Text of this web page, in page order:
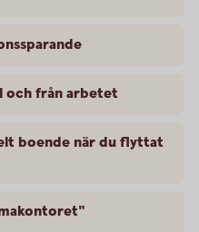
och från arbetet
boende när du flyttat